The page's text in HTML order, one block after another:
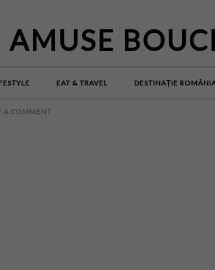
AMUSE
EAT & TRAVEL DESTINAȚIE
A COMMENT